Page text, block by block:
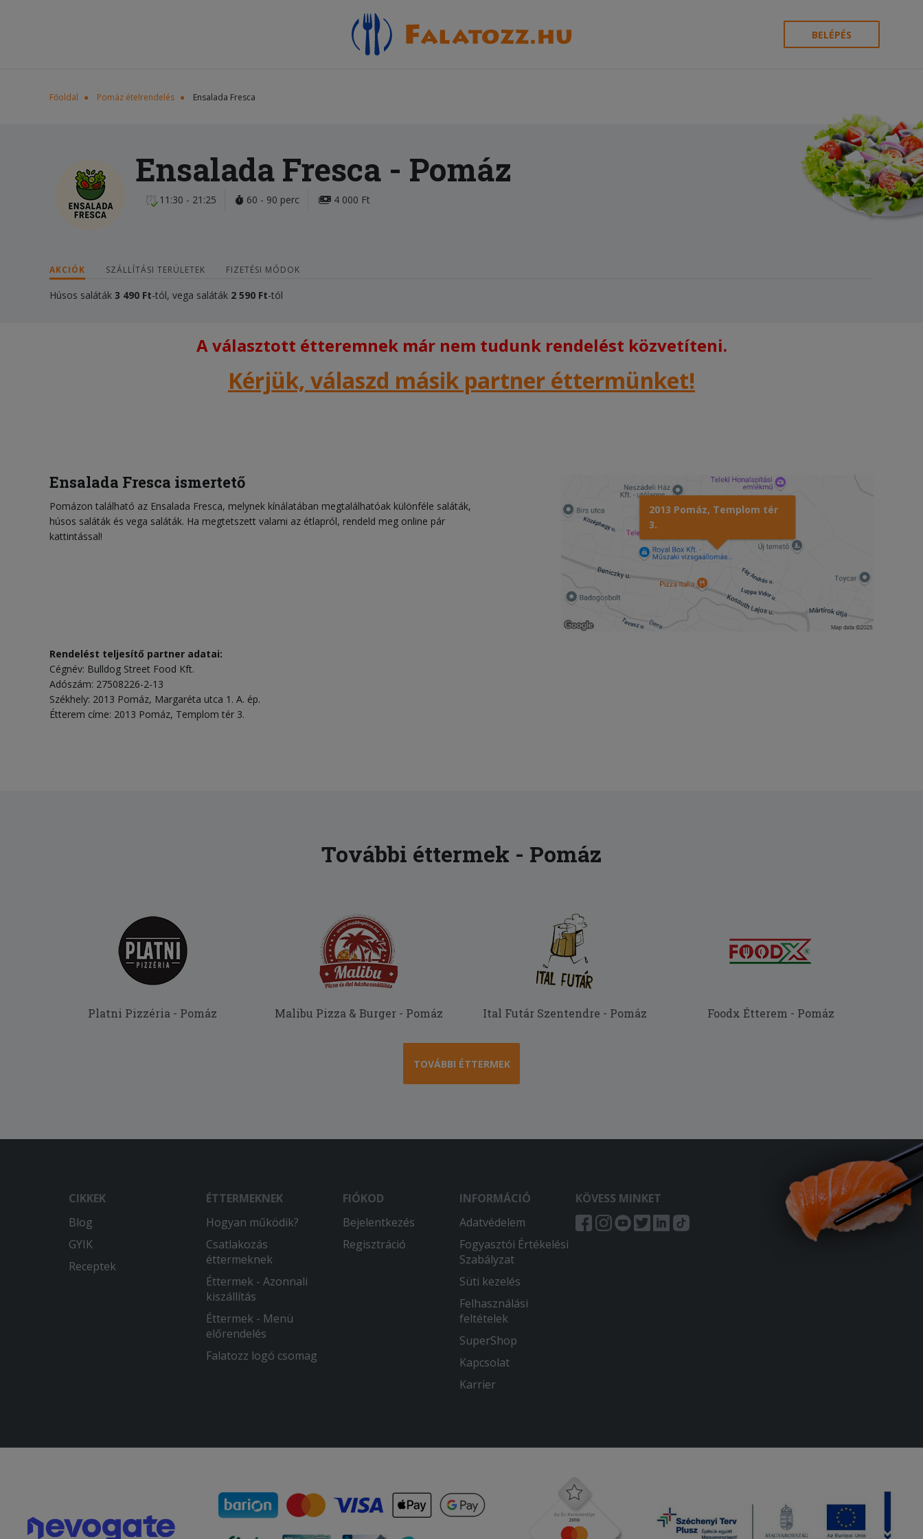
BELÉPÉS
Főoldal Pomáz ételrendelés Ensalada Fresca
Ensalada Fresca - Pomáz
11:30 - 21:25 60 - 90 perc 4 000 Ft
AKCIÓK SZÁLLÍTÁSI TERÜLETEK FIZETÉSI MÓDOK
Húsos saláták 3 490 Ft-tól, vega saláták 2 590 Ft-tól
A választott étteremnek már nem tudunk rendelést közvetíteni.
Kérjük, válaszd másik partner éttermünket!
Ensalada Fresca ismertető
Pomázon található az Ensalada Fresca, melynek kínálatában megtalálhatóak különféle saláták,
húsos saláták és vega saláták. Ha megtetszett valami az étlapról, rendeld meg online pár
kattintással!
2013 Pomáz, Templom tér
3.
Rendelést teljesítő partner adatai:
Cégnév: Bulldog Street Food Kft.
Adószám: 27508226-2-13
Székhely: 2013 Pomáz, Margaréta utca 1. A. ép.
Étterem címe: 2013 Pomáz, Templom tér 3.
További éttermek - Pomáz
Platni Pizzéria - Pomáz Malibu Pizza & Burger - Pomáz Ital Futár Szentendre - Pomáz Foodx Étterem - Pomáz
TOVÁBBI ÉTTERMEK
CIKKEK
Blog
GYIK
Receptek
ÉTTERMEKNEK
Hogyan működik?
Csatlakozás
éttermeknek
Éttermek - Azonnali
kiszállítás
Éttermek - Menü
előrendelés
Falatozz logó csomag
FIÓKOD
Bejelentkezés
Regisztráció
INFORMÁCIÓ
Adatvédelem
Fogyasztói Értékelési
Szabályzat
Süti kezelés
Felhasználási
feltételek
SuperShop
Kapcsolat
Karrier
KÖVESS MINKET